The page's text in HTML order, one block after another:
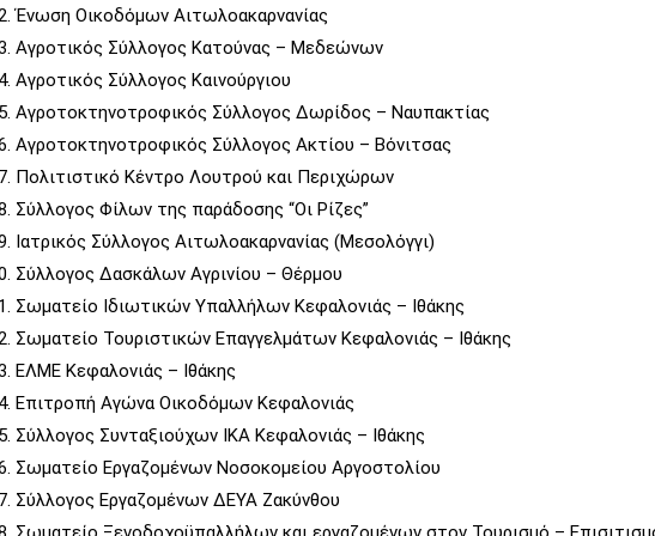
Ένωση Οικοδόμων Αιτωλοακαρνανίας
Αγροτικός Σύλλογος Κατούνας – Μεδεώνων
Αγροτικός Σύλλογος Καινούργιου
Αγροτοκτηνοτροφικός Σύλλογος Δωρίδος – Ναυπακτίας
Αγροτοκτηνοτροφικός Σύλλογος Ακτίου – Βόνιτσας
Πολιτιστικό Κέντρο Λουτρού και Περιχώρων
Σύλλογος Φίλων της παράδοσης “Οι Ρίζες”
Ιατρικός Σύλλογος Αιτωλοακαρνανίας (Μεσολόγγι)
Σύλλογος Δασκάλων Αγρινίου – Θέρμου
Σωματείο Ιδιωτικών Υπαλλήλων Κεφαλονιάς – Ιθάκης
Σωματείο Τουριστικών Επαγγελμάτων Κεφαλονιάς – Ιθάκης
ΕΛΜΕ Κεφαλονιάς – Ιθάκης
Επιτροπή Αγώνα Οικοδόμων Κεφαλονιάς
Σύλλογος Συνταξιούχων ΙΚΑ Κεφαλονιάς – Ιθάκης
Σωματείο Εργαζομένων Νοσοκομείου Αργοστολίου
Σύλλογος Εργαζομένων ΔΕΥΑ Ζακύνθου